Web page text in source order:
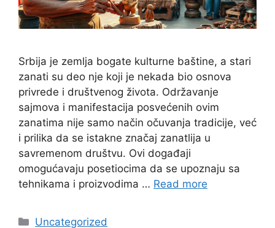
Srbija je zemlja bogate kulturne baštine, a stari
zanati su deo nje koji je nekada bio osnova
privrede i društvenog života. Održavanje
sajmova i manifestacija posvećenih ovim
zanatima nije samo način očuvanja tradicije, već
i prilika da se istakne značaj zanatlija u
savremenom društvu. Ovi događaji
omogućavaju posetiocima da se upoznaju sa
tehnikama i proizvodima … Read more
Categories
Uncategorized